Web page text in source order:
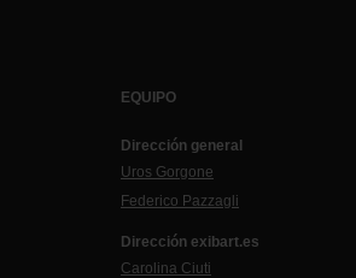
EQUIPO
Dirección general
Uros Gorgone
Federico Pazzagli
Dirección exibart.es
Carolina Ciuti